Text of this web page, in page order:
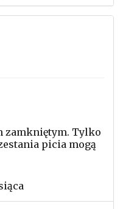
zamkniętym. Tylko
picia mogą